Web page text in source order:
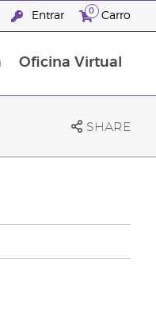
Entrar 0 Carro
Oficina Virtual
SHARE